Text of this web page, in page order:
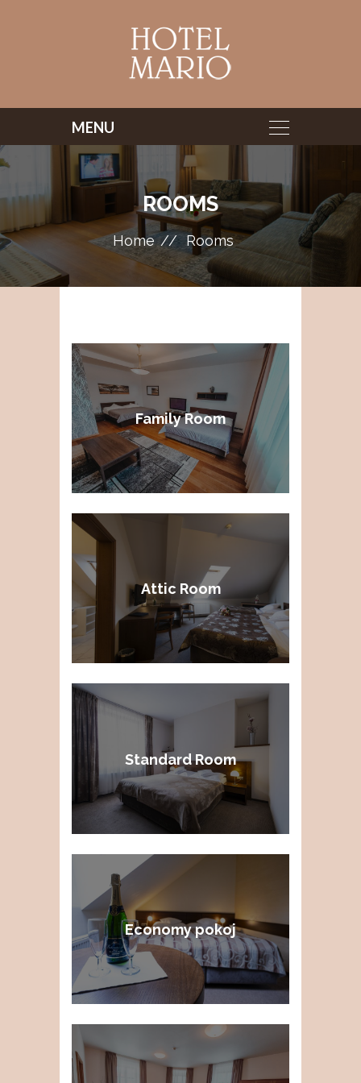
ROOMS
Home Rooms
Family Room
Attic Room
Standard Room
Economy pokoj